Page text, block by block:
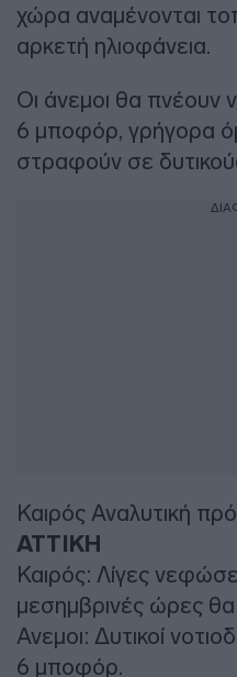
χώρα αναμένονται
αρκετή ηλιοφάνεια.
Οι άνεμοι θα πνέουν
6 μποφόρ, γρήγορα
στραφούν σε
Καιρός Αναλυτική
ΑΤΤΙΚΗ
Καιρός: Λίγες
μεσημβρινές ώρες
Ανεμοι: Δυτικοί
6 μποφόρ.